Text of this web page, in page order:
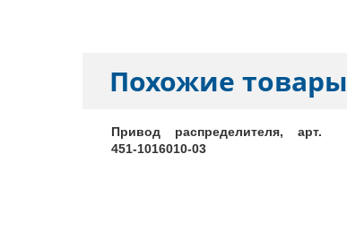
Похожие товары
Привод распределителя, арт.
451-1016010-03